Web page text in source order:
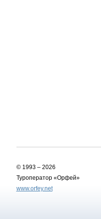
© 1993 – 2026
Туроператор «Орфей»
www.orfey.net